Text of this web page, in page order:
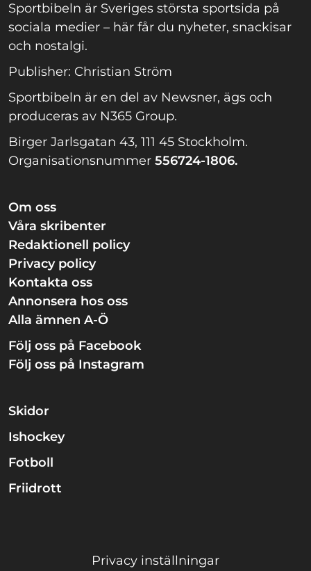
Sportbibeln är Sveriges största sportsida på
sociala medier – här får du nyheter, snackisar
och nostalgi.
Publisher: Christian Ström
Sportbibeln är en del av Newsner, ägs och
produceras av N365 Group.
Birger Jarlsgatan 43, 111 45 Stockholm.
Organisationsnummer 556724-1806.
Om oss
Våra skribenter
Redaktionell policy
Privacy policy
Kontakta oss
Annonsera hos oss
Alla ämnen A-Ö
Följ oss på Facebook
Följ oss på Instagram
Skidor
Ishockey
Fotboll
Friidrott
Privacy inställningar